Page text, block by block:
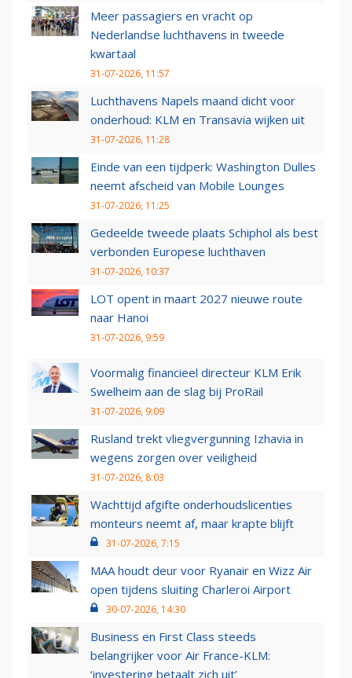
Meer passagiers en vracht op
Nederlandse luchthavens in tweede
kwartaal
31-07-2026, 11:57
Luchthavens Napels maand dicht voor
onderhoud: KLM en Transavia wijken uit
31-07-2026, 11:28
Einde van een tijdperk: Washington Dulles
neemt afscheid van Mobile Lounges
31-07-2026, 11:25
Gedeelde tweede plaats Schiphol als best
verbonden Europese luchthaven
31-07-2026, 10:37
LOT opent in maart 2027 nieuwe route
naar Hanoi
31-07-2026, 9:59
Voormalig financieel directeur KLM Erik
Swelheim aan de slag bij ProRail
31-07-2026, 9:09
Rusland trekt vliegvergunning Izhavia in
wegens zorgen over veiligheid
31-07-2026, 8:03
Wachttijd afgifte onderhoudslicenties
monteurs neemt af, maar krapte blijft
31-07-2026, 7:15
MAA houdt deur voor Ryanair en Wizz Air
open tijdens sluiting Charleroi Airport
30-07-2026, 14:30
Business en First Class steeds
belangrijker voor Air France-KLM:
‘investering betaalt zich uit’